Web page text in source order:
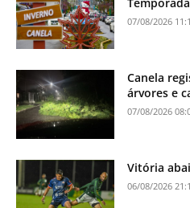
07/08/2026
Canela
árvores e
07/08/2026
Vitória
06/08/2026